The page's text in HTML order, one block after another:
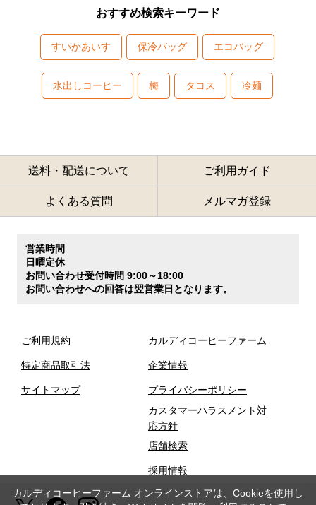
おすすめ検索キーワード
すいかあいす 保冷バッグ エコバッグ
水出しコーヒー 梅 タコス 冷麺
送料・配送について ご利用ガイド
よくある質問 メルマガ登録
営業時間
日曜定休
お問い合わせ受付時間 9:00～18:00
お問い合わせへの回答は翌営業日となります。
ご利用規約
特定商品取引法
サイトマップ
カルディコーヒーファーム
企業情報
プライバシーポリシー
カスタマーハラスメント対
応方針
店舗検索
採用情報
カルディコーヒーファーム オンラインストアは、Cookieを使用し